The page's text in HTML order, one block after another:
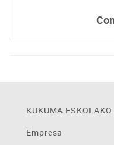
KUKUMA
Empresa